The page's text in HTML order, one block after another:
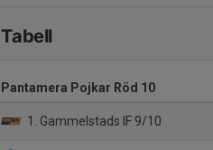
Tabell
Pantamera Pojkar Röd 10
1. Gammelstads IF 9/10